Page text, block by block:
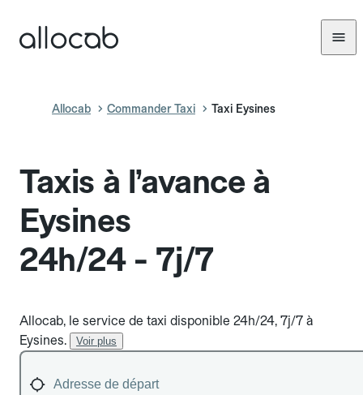
Allocab Commander Taxi Taxi Eysines
Taxis à l’avance à
Eysines
24h/24 - 7j/7
Allocab, le service de taxi disponible 24h/24, 7j/7 à
Eysines.
Voir plus